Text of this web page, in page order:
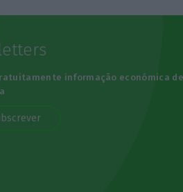
informação económica